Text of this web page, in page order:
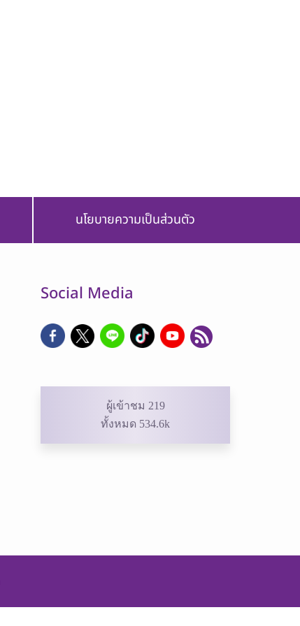
นโยบายความเป็นส่วนตัว
Social Media
ผู้เข้าชม 219
ทั้งหมด 534.6k